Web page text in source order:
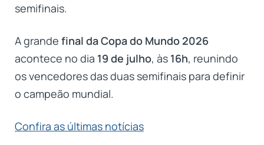
semifinais.
A grande final da Copa do Mundo 2026
acontece no dia 19 de julho, às 16h, reunindo
os vencedores das duas semifinais para definir
o campeão mundial.
Confira as últimas notícias